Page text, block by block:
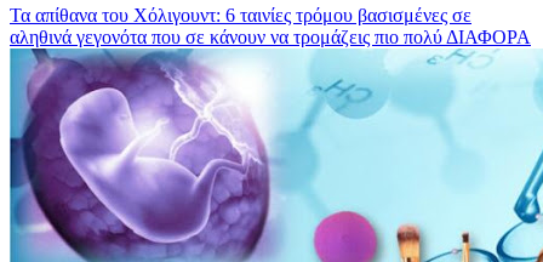
Τα απίθανα του Χόλιγουντ: 6 ταινίες τρόμου βασισμένες σε
αληθινά γεγονότα που σε κάνουν να τρομάζεις πιο πολύ ΔΙΑΦΟΡΑ